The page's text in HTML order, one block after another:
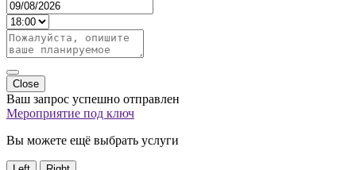
Close
Ваш запрос успешно отправлен
Мероприятие под ключ
Вы можете ещё выбрать услуги